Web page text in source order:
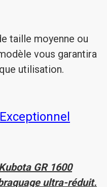
taille moyenne ou
vous garantira
utilisation.
GR 1600
ultra-réduit.